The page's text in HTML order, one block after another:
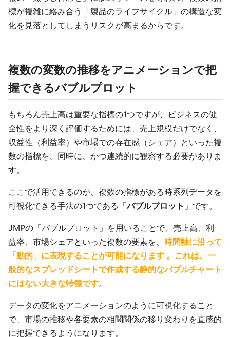
標が複雑に絡み合う「製品のライフサイクル」の構造な変
化を見落としてしまうリスクが高まるからです。
複数の変数の推移をアニメーションで把
握できるバブルプロット
もちろん売上高は重要な指標の1つですが、ビジネスの健
全性をより深く評価するためには、売上規模だけでなく、
収益性（利益率）や市場での存在感（シェア）といった複
数の指標を、同時に、かつ連続的に観察する必要がありま
す。
ここで活用できるのが、複数の指標がある時系列データを
可視化できる手法の1つである「バブルプロット 」です。
JMPの「バブルプロット」を用いることで、売上高、利
益率、市場シェアといった複数の要素を、 時間軸に沿って
「動的」に表現することが可能になります 。これは、一
般的なスプレッドシートで作成する静的なバブルチャート
にはない大きな特徴です。
データの変化をアニメーションのように可視化すること
で、市場の推移や各要素の相関関係の移り変わりを直感的
に把握できるようになります。